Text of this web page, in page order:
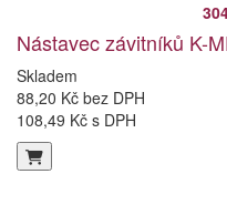
Nástavec závitníků K-
Skladem
88,20 Kč bez DPH
108,49 Kč s DPH